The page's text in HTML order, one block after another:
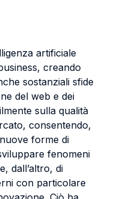
artificiale
creando
sostanziali sfide
del web e dei
sulla qualità
consentendo,
forme di
fenomeni
dall’altro, di
con particolare